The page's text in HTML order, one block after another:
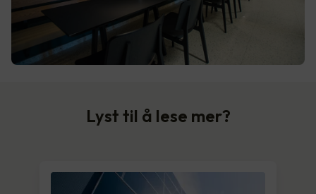
Lyst til å lese mer?